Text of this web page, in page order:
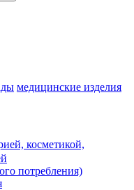
медицинские изделия
косметикой,
потребления)